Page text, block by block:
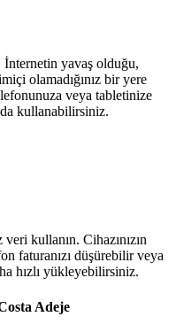
İnternetin yavaş olduğu,
olamadığınız bir yere
veya tabletinize
kullanabilirsiniz.
kullanın. Cihazınızın
faturanızı düşürebilir veya
hızlı yükleyebilirsiniz.
Adeje